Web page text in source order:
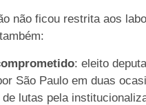
não ficou restrita aos
: eleito
São Paulo em duas
lutas pela